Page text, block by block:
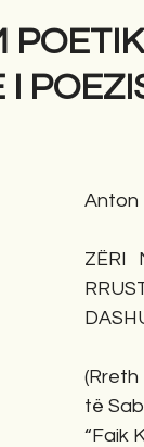
Romane
I
Anton
ZËRI
të
“Faik